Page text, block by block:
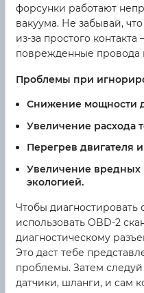
форсунки работают
вакуума. Не забывай,
из-за простого
поврежденные провода
Проблемы при
Снижение мощности
Увеличение расхода
Перегрев двигателя
Увеличение
экологией.
Чтобы диагностировать
использовать OBD-2
диагностическому
Это даст тебе
проблемы. Затем
датчики, шланги, и сам